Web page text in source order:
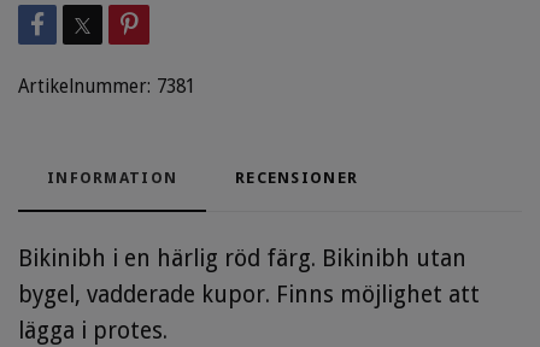
Artikelnummer: 7381
INFORMATION RECENSIONER
Bikinibh i en härlig röd färg. Bikinibh utan
bygel, vadderade kupor. Finns möjlighet att
lägga i protes.